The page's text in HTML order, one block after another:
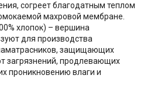
согреет благодатным теплом
махровой мембране.
хлопок) – вершина
для производства
защищающих
загрязнений, продлевающих
проникновению влаги и